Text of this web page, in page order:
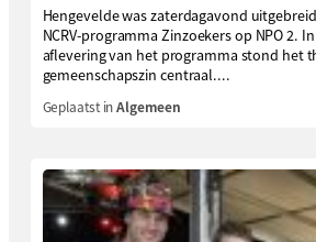
Hengevelde was zaterdagavond
NCRV-programma Zinzoekers op NPO 2.
aflevering van het programma stond het
gemeenschapszin centraal....
Geplaatst inAlgemeen